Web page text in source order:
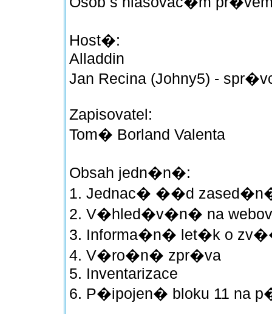
Host�:
Alladdin
Jan Recina (Johny5) -
Zapisovatel:
Tom� Borland Valenta
Obsah jedn�n�:
1. Jednac� ��d
2. V�hled�v�n� na
3. Informa�n� let�k o
4. V�ro�n� zpr�va
5. Inventarizace
6. P�ipojen� bloku 11 na